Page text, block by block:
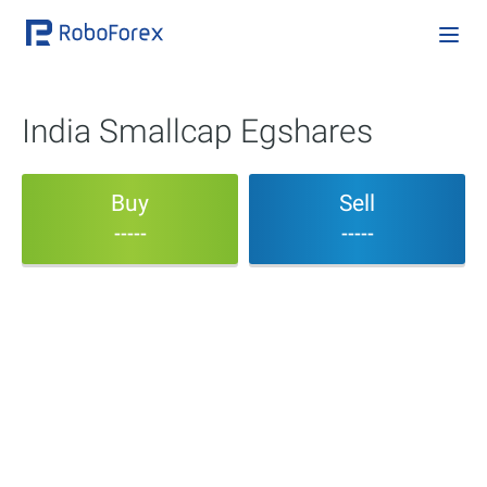
India Smallcap Egshares
Buy
-----
Sell
-----